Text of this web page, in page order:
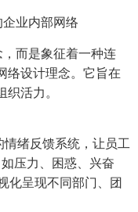
业内部网络
而是象征着一种连
络设计理念。它旨在
活力。
绪反馈系统，让员工
压力、困惑、兴奋
化呈现不同部门、团